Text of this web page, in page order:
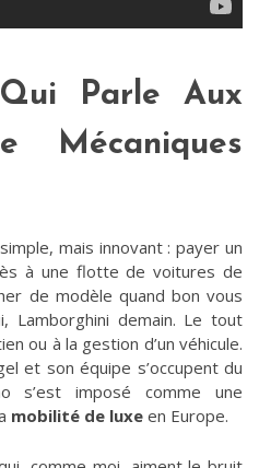
Parle Aux
Mécaniques
mais innovant : payer un
à une flotte de voitures de
de modèle quand bon vous
Lamborghini demain. Le tout
ou à la gestion d’un véhicule.
et son équipe s’occupent du
s’est imposé comme une
mobilité de luxe en Europe.